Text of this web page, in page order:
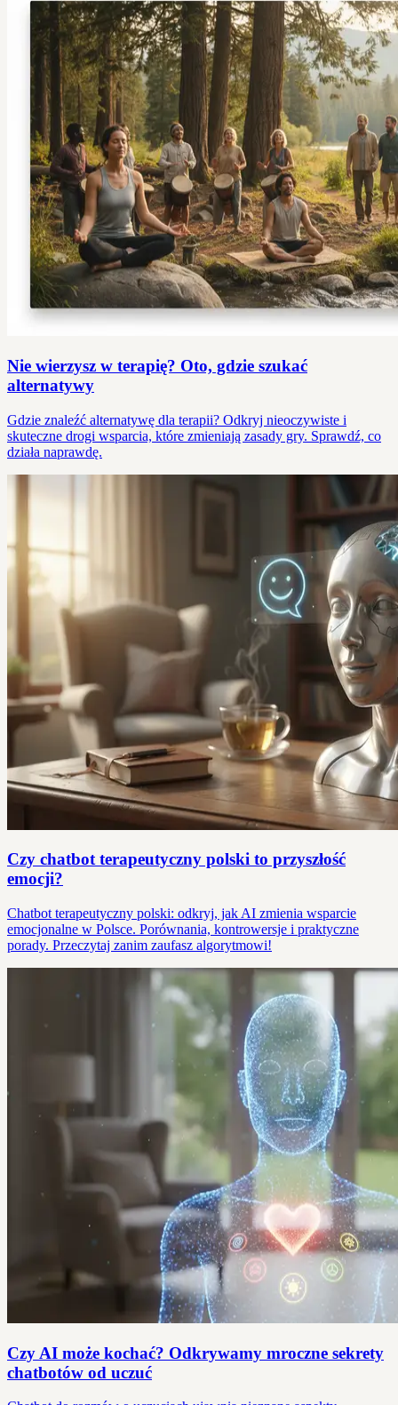
Nie wierzysz w terapię? Oto, gdzie szukać
alternatywy
Gdzie znaleźć alternatywę dla terapii? Odkryj nieoczywiste i
skuteczne drogi wsparcia, które zmieniają zasady gry. Sprawdź, co
działa naprawdę.
Czy chatbot terapeutyczny polski to przyszłość
emocji?
Chatbot terapeutyczny polski: odkryj, jak AI zmienia wsparcie
emocjonalne w Polsce. Porównania, kontrowersje i praktyczne
porady. Przeczytaj zanim zaufasz algorytmowi!
Czy AI może kochać? Odkrywamy mroczne sekrety
chatbotów od uczuć